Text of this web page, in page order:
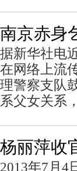
南京赤身
据新华社电
在网络上流
理警察支队
系父女关系
杨丽萍收
2013年7月